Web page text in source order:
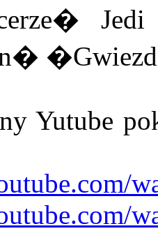
Yutube